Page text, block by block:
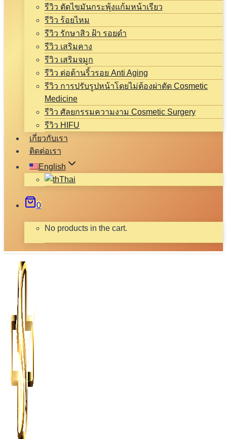
รีวิว ตัดไขมันกระพุ้งแก้มหน้าเรียว
รีวิว ร้อยไหม
รีวิว รักษาสิว ฝ้า รอยดำ
รีวิว เสริมคาง
รีวิว เสริมจมูก
รีวิว ต่อต้านริ้วรอย Anti Aging
รีวิว การปรับรูปหน้าโดยไม่ต้องผ่าตัด Cosmetic
Medicine
รีวิว ศัลยกรรมความงาม Cosmetic Surgery
รีวิว HIFU
เกี่ยวกับเรา
ติดต่อเรา
English
Thai
0
No products in the cart.